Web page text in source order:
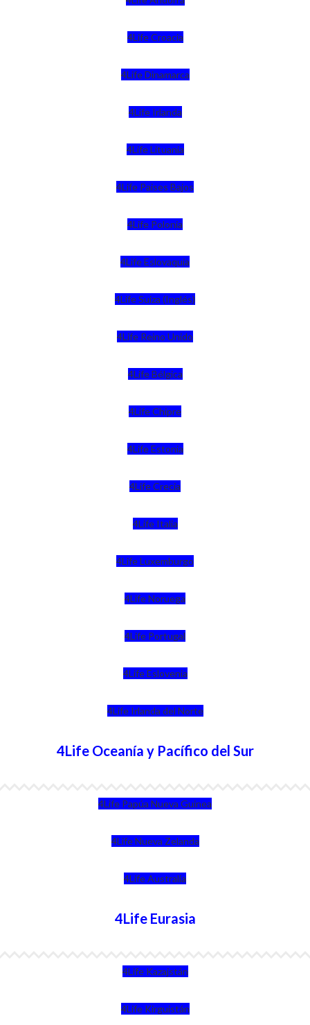
4Life Croacia
4Life Dinamarca
4Life Irlanda
4Life Lituania
4Life Paises Bajos
4Life Polonia
4Life Eslovaquia
4Life Suiza (Inglés)
4Life Reino Unido
4Life Bélgica
4Life Chipre
4Life Estonia
4Life Crecia
4Life Italia
4Life Luxemburgo
4Life Noruega
4Life Portugal
4Life Eslovenia
4Life Irlanda del Norte
4Life Oceanía y Pacífico del Sur
4Life Papúa Nueva Guinea
4Life Nueva Zelanda
4Life Australia
4Life Eurasia
4Life Kazajstán
4Life Kirguistán